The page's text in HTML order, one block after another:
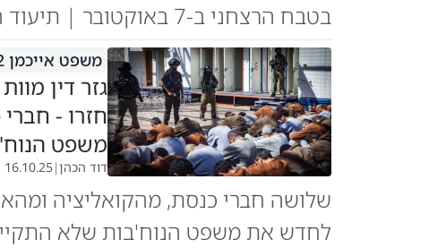
בטבח הרצחני ב-7 באוקטובר | תיעוד החיסול (חדשות מלחמה)
משפט אייכמן 2?
גזר דין
חזרו -
משפט
דוד הכהן|
16.10.25
שלושה חברי כנסת, מהקואליציה
לחדש את משפט הנוח'בות שלא